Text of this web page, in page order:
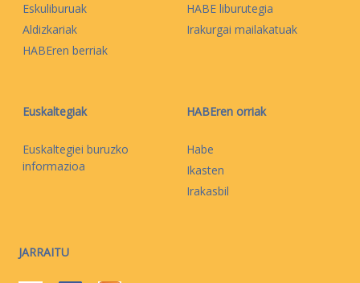
Eskuliburuak
Aldizkariak
HABEren berriak
HABE liburutegia
Irakurgai mailakatuak
Euskaltegiak
Euskaltegiei buruzko
informazioa
HABEren orriak
Habe
Ikasten
Irakasbil
JARRAITU